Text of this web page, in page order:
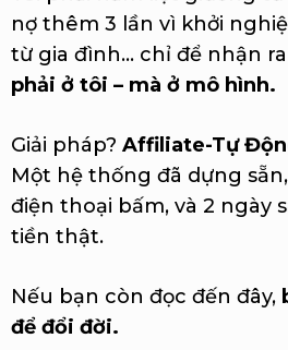
nợ thêm 3 lần vì khởi
từ gia đình… chỉ để nhận
phải ở tôi – mà ở mô hình.
Giải pháp? Affiliate-Tự
Một hệ thống đã dựng
điện thoại bấm, và 2 ngày
tiền thật.
Nếu bạn còn đọc đến đây,
để đổi đời.